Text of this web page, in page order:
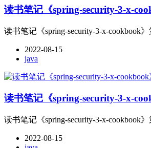
读书笔记《spring-security-3-x-
读书笔记《spring-security-3-x-cookbook
2022-08-15
java
读书笔记《spring-security-3-x-
读书笔记《spring-security-3-x-cookbook
2022-08-15